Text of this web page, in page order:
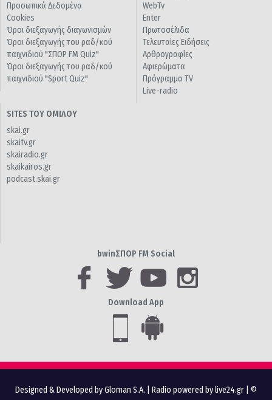
Προσωπικά Δεδομένα
Cookies
Όροι διεξαγωγής διαγωνισμών
Όροι διεξαγωγής του ραδ/κού
παιχνιδιού "ΣΠΟΡ FM Quiz"
Όροι διεξαγωγής του ραδ/κού
παιχνιδιού "Sport Quiz"
WebTv
Enter
Πρωτοσέλιδα
Τελευταίες Ειδήσεις
Αρθρογραφίες
Αφιερώματα
Πρόγραμμα TV
Live-radio
SITES ΤΟΥ ΟΜΙΛΟΥ
skai.gr
skaitv.gr
skairadio.gr
skaikairos.gr
podcast.skai.gr
bwinΣΠΟΡ FM Social
Download App
Designed & Developed by Gloman S.A. Radio powered by live24.gr | ©